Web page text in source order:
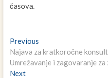
časova.
Navigacija
članaka
PreviousPrevious
post:
Najava za kratkoročne
Umrežavanje i zagovaranje za
NextNext